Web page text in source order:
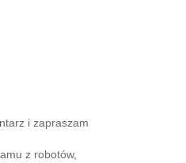
i zapraszam
z robotów,